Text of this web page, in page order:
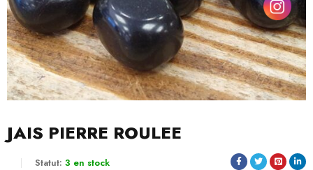
JAIS PIERRE ROULEE
Statut: 3 en stock